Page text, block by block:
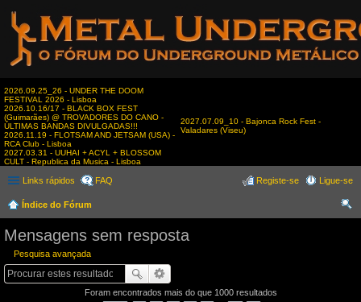
2026.09.25_26 - UNDER THE DOOM
FESTIVAL 2026 - Lisboa
2026.10.16/17 - BLACK BOX FEST
(Guimarães) @ TROVADORES DO CANO -
ÚLTIMAS BANDAS DIVULGADAS!!!
2026.11.19 - FLOTSAM AND JETSAM (USA) -
RCA Club - Lisboa
2027.03.31 - UUHAI + ACYL + BLOSSOM
CULT - Republica da Musica - Lisboa
2027.07.09_10 - Bajonca Rock Fest -
Valadares (Viseu)
Links rápidos FAQ Ligue-se
Registe-se
Índice do Fórum
Mensagens sem resposta
Pesquisa avançada
Foram encontrados mais do que 1000 resultados